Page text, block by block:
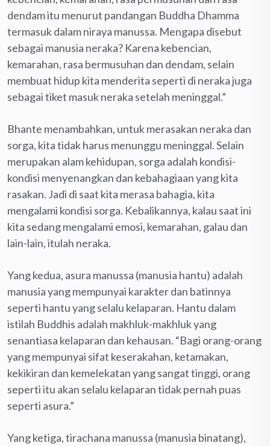
dendam itu menurut pandangan Buddha Dhamma
termasuk dalam niraya manussa. Mengapa disebut
sebagai manusia neraka? Karena kebencian,
kemarahan, rasa bermusuhan dan dendam, selain
membuat hidup kita menderita seperti di neraka juga
sebagai tiket masuk neraka setelah meninggal.”
Bhante menambahkan, untuk merasakan neraka dan
sorga, kita tidak harus menunggu meninggal. Selain
merupakan alam kehidupan, sorga adalah kondisi-
kondisi menyenangkan dan kebahagiaan yang kita
rasakan. Jadi di saat kita merasa bahagia, kita
mengalami kondisi sorga. Kebalikannya, kalau saat ini
kita sedang mengalami emosi, kemarahan, galau dan
lain-lain, itulah neraka.
Yang kedua, asura manussa (manusia hantu) adalah
manusia yang mempunyai karakter dan batinnya
seperti hantu yang selalu kelaparan. Hantu dalam
istilah Buddhis adalah makhluk-makhluk yang
senantiasa kelaparan dan kehausan. “Bagi orang-orang
yang mempunyai sifat keserakahan, ketamakan,
kekikiran dan kemelekatan yang sangat tinggi, orang
seperti itu akan selalu kelaparan tidak pernah puas
seperti asura.”
Yang ketiga, tirachana manussa (manusia binatang),